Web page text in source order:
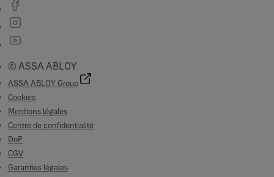
© ASSA ABLOY
ASSA ABLOY Group
Cookies
Mentions légales
Centre de confidentialité
DoP
CGV
Garanties légales